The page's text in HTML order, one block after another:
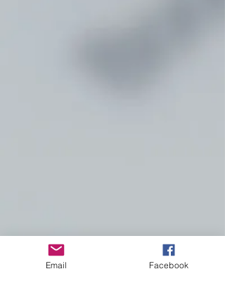
Email Facebook